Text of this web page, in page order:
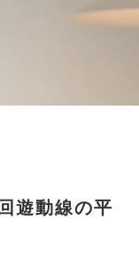
遊動線の平